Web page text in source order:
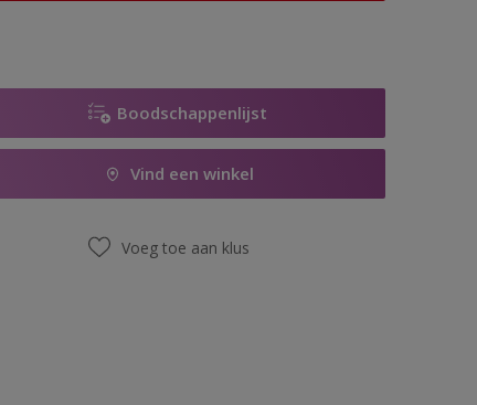
Boodschappenlijst
Vind een winkel
Voeg toe aan klus